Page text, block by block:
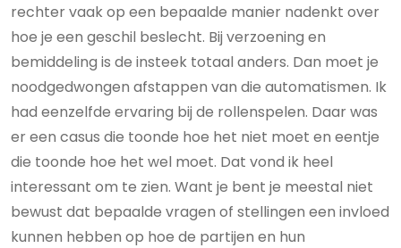
rechter vaak op een bepaalde manier nadenkt over
hoe je een geschil beslecht. Bij verzoening en
bemiddeling is de insteek totaal anders. Dan moet je
noodgedwongen afstappen van die automatismen. Ik
had eenzelfde ervaring bij de rollenspelen. Daar was
er een casus die toonde hoe het niet moet en eentje
die toonde hoe het wel moet. Dat vond ik heel
interessant om te zien. Want je bent je meestal niet
bewust dat bepaalde vragen of stellingen een invloed
kunnen hebben op hoe de partijen en hun